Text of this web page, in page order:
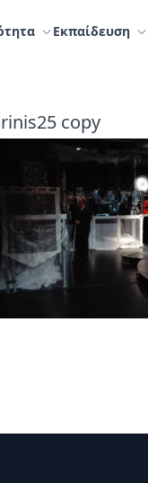
Εκπαίδευση
copy